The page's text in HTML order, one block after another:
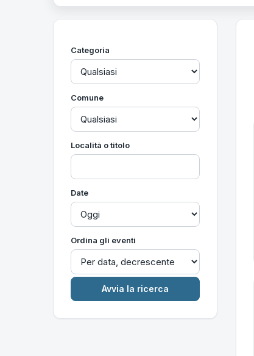
Categoria
Comune
Località o titolo
Date
Ordina gli eventi